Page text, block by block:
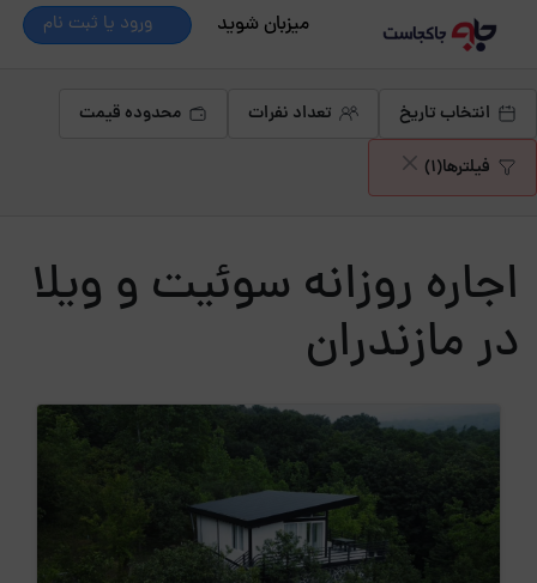
میزبان شوید ورود یا ثبت نام
انتخاب تاریخ تعداد نفرات محدوده قیمت
فیلترها(1)
اجاره روزانه سوئیت و ویلا
در مازندران